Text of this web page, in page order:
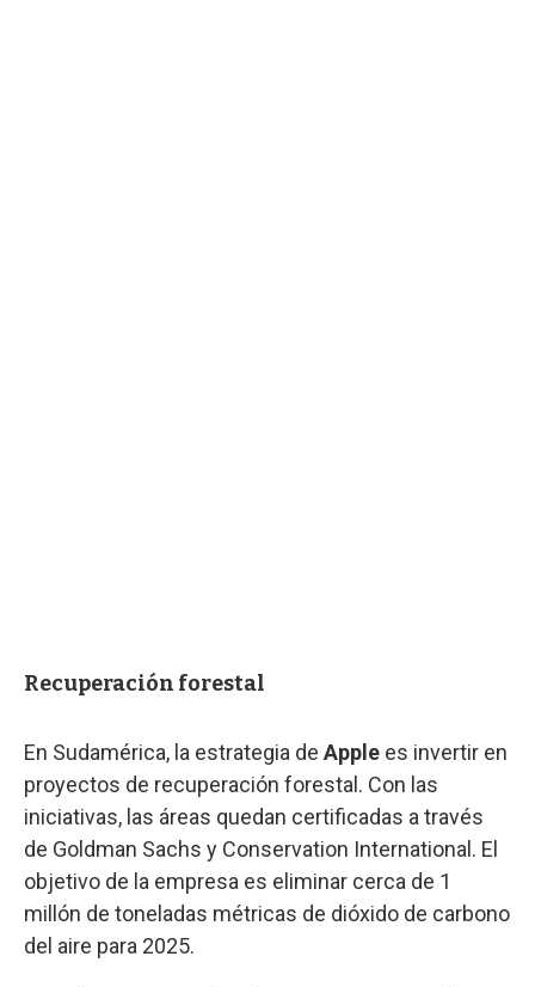
Recuperación forestal
En Sudamérica, la estrategia de Apple es invertir en
proyectos de recuperación forestal. Con las
iniciativas, las áreas quedan certificadas a través
de Goldman Sachs y Conservation International. El
objetivo de la empresa es eliminar cerca de 1
millón de toneladas métricas de dióxido de carbono
del aire para 2025.